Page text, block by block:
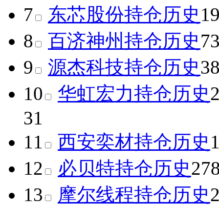
7
东芯股份持仓历史
8
百济神州持仓历史
9
源杰科技持仓历史
10
华虹宏力持仓历史
31
11
西安奕材持仓历史
12
必贝特持仓历史
13
摩尔线程持仓历史